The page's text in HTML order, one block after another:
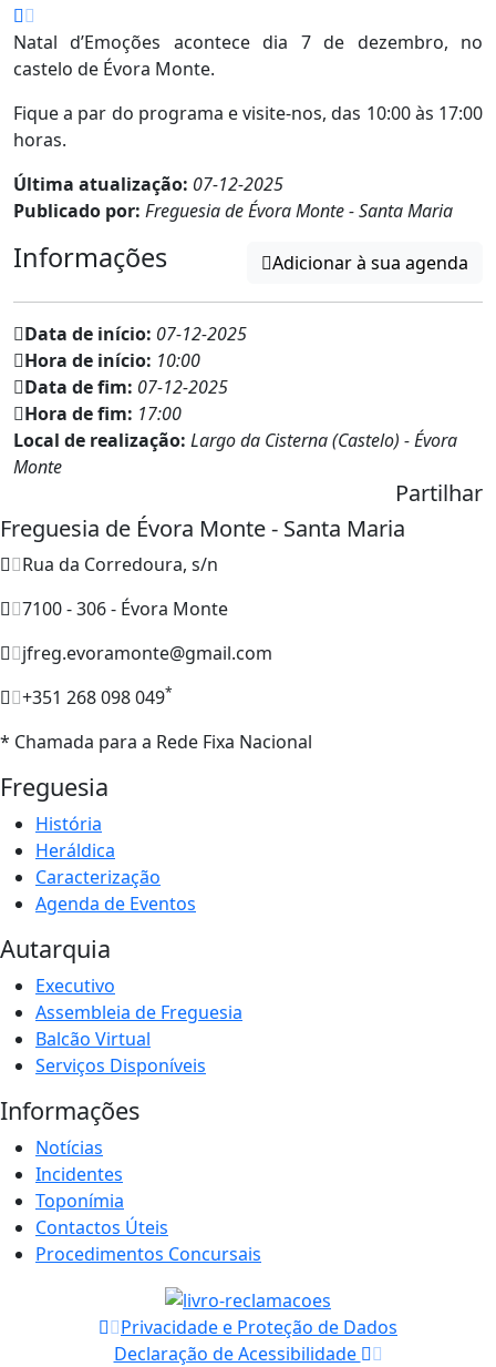
Natal d’Emoções acontece dia 7 de dezembro, no
castelo de Évora Monte.
Fique a par do programa e visite-nos, das 10:00 às 17:00
horas.
Última atualização: 07-12-2025
Publicado por: Freguesia de Évora Monte - Santa Maria
Informações Adicionar à sua agenda
Data de início: 07-12-2025
Hora de início: 10:00
Data de fim: 07-12-2025
Hora de fim: 17:00
Local de realização: Largo da Cisterna (Castelo) - Évora
Monte
Partilhar
Freguesia de Évora Monte - Santa Maria
Rua da Corredoura, s/n
7100 - 306 - Évora Monte
jfreg.evoramonte@gmail.com
+351 268 098 049*
* Chamada para a Rede Fixa Nacional
Freguesia
História
Heráldica
Caracterização
Agenda de Eventos
Autarquia
Executivo
Assembleia de Freguesia
Balcão Virtual
Serviços Disponíveis
Informações
Notícias
Incidentes
Toponímia
Contactos Úteis
Procedimentos Concursais
Privacidade e Proteção de Dados
Declaração de Acessibilidade